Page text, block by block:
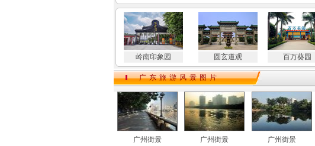
岭南印象园 圆玄道观 百万葵园
广东旅游风景图片
广州街景 广州街景 广州街景